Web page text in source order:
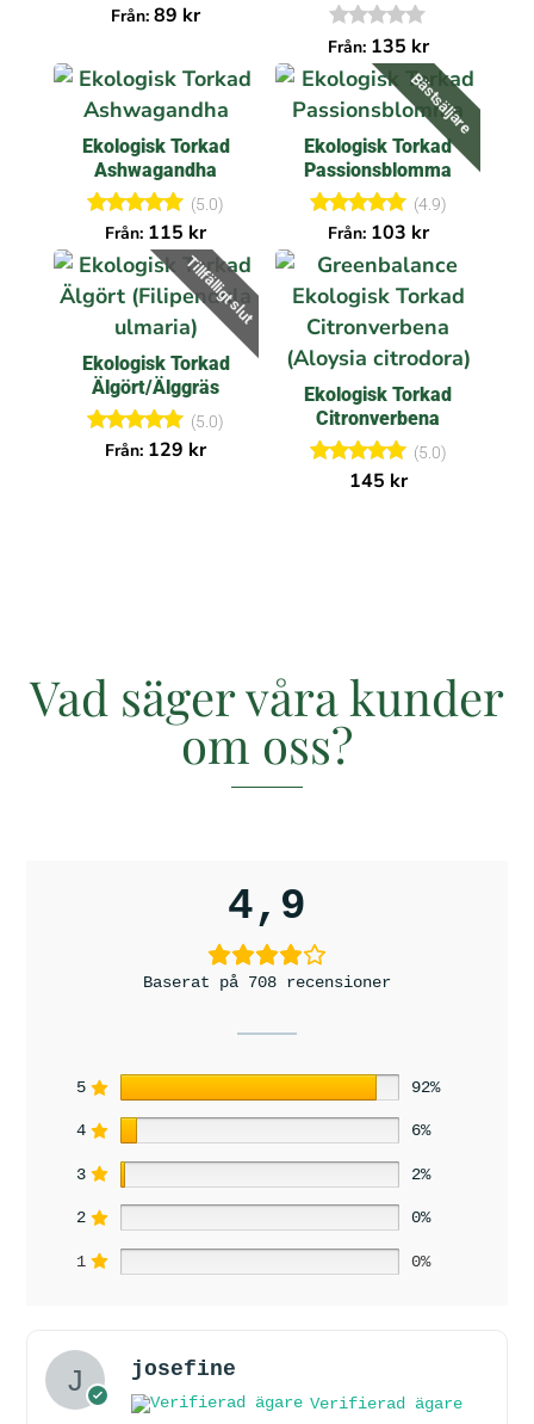
o
n
e
r
Betygsatt
Från:89 kr
I
g
r
c
e
s
o
n
e
r
Från: 135 kr
Ekologisk Torkad
Ashwagandha
Betygsatt
5.00
av 5
(5.0)
Från: 115 kr
Bästsäljare
Ekologisk Torkad
Passionsblomma
Betygsatt
av 5
(4.9)
Från: 103 kr
Tillfälligt slut
Ekologisk Torkad
Älgört/Älggräs
Betygsatt
(5.0)
Från: 129 kr
Ekologisk Torkad
Citronverbena
Betygsatt
(5.0)
145 kr
Vad säger våra kunder
om oss?
4,9
Baserat på 708 recensioner
5 92%
4 6%
3 2%
2 0%
1 0%
josefine
Verifierad ägare